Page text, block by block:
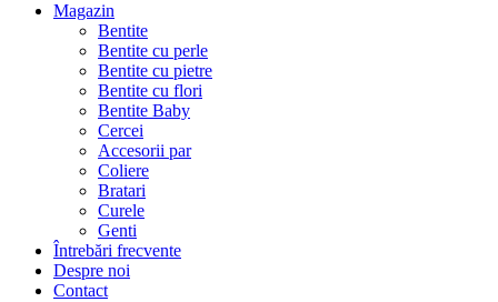
Magazin
Bentite
Bentite cu perle
Bentite cu pietre
Bentite cu flori
Bentite Baby
Cercei
Accesorii par
Coliere
Bratari
Curele
Genti
Întrebări frecvente
Despre noi
Contact